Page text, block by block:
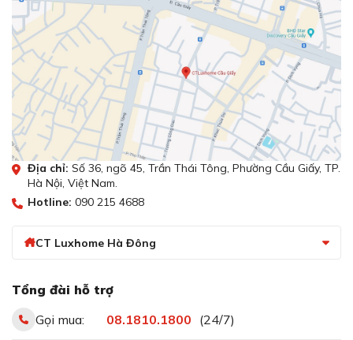
Địa chỉ: Số 36, ngõ 45, Trần Thái Tông, Phường Cầu Giấy, TP.
Hà Nội, Việt Nam.
Hotline: 090 215 4688
CT Luxhome Hà Đông
Tổng đài hỗ trợ
Gọi mua:
08.1810.1800 (24/7)